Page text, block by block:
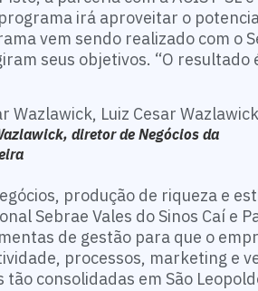
irá aproveitar o
vem sendo realizado com o
seus objetivos. “O resultado
diretor de Negócios da
produção de riqueza e
Sebrae Vales do Sinos Caí e
de gestão para que o
processos, marketing e
consolidadas em São